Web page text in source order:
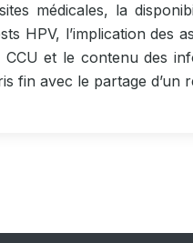
médicales, la
HPV, l’implication des
CCU et le contenu des
fin avec le partage d’un